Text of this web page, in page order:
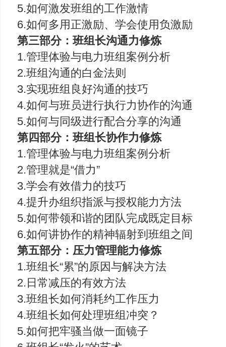
5.如何激发班组的工作激情
6.如何多用正激励、学会使用负激励
第三部分：班组长沟通力修炼
1.管理体验与电力班组案例分析
2.班组沟通的白金法则
3.实现班组良好沟通的技巧
4.如何与班员进行执行力协作的沟通
5.如何与同级进行配合分享的沟通
第四部分：班组长协作力修炼
1.管理体验与电力班组案例分析
2.管理就是“借力”
3.学会有效借力的技巧
4.提升办组织指派与授权能力方法
5.如何带领和谐的团队完成既定目标
6.如何讲协作的精神辐射到班组之间
第五部分：压力管理能力修炼
1.班组长“累”的原因与解决方法
2.日常减压的有效方法
3.班组长如何消耗约工作压力
4.班组长如何处理班组冲突？
5.如何把牢骚当做一面镜子